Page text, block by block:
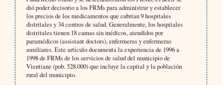
dió poder decisorio a los FRMs para administrar y establecer
los precios de los medicamentos que cubrían 9 hospitales
distritales y 34 centros de salud. Generalmente, los hospitales
distritales tienen 18 camas sin médicos, atendidos por
paramédicos (assistant doctors), enfermeras y enfermeras
auxiliares. Este artículo documenta la experiencia de 1996 a
1998 de FRMs de los servicios de salud del municipio de
Vientiane (pob. 528.000) que incluye la capital y la población
rural del municipio.